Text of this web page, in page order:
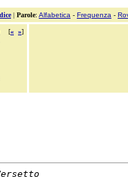
| Parole: Alfabetica - Frequenza -
[« »]